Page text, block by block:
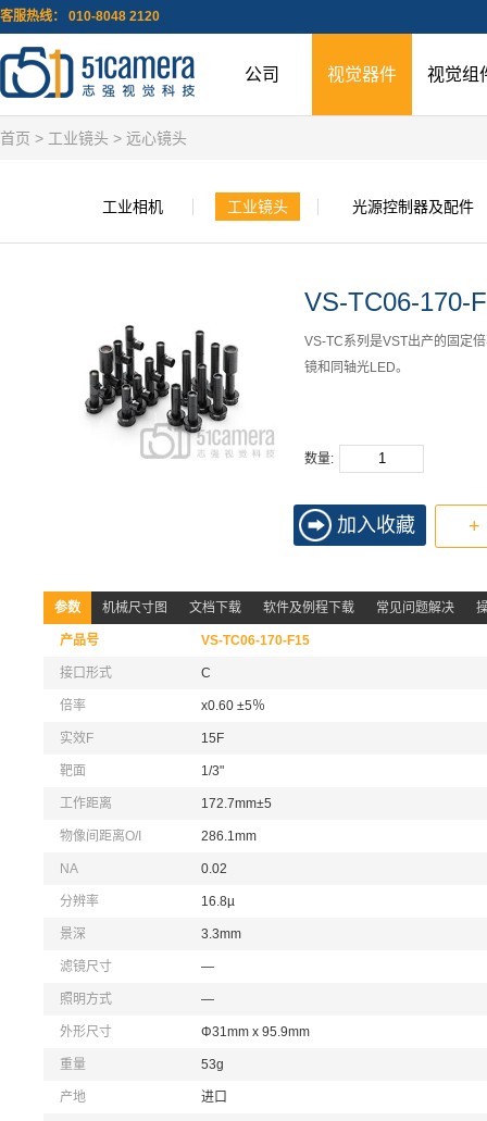
客服热线： 010-8048 2120
公司 视觉器件 视觉组
首页 > 工业镜头 > 远心镜头
工业相机 工业镜头 光源控制器及配件
VS-TC06-170-
VS-TC系列是VST出产的固定
镜和同轴光LED。
数量:
加入收藏 +
参数 机械尺寸图 文档下载 软件及例程下载 常见问题解决
产品号 VS-TC06-170-F15
接口形式 C
倍率 x0.60 ±5％
实效F 15F
靶面 1/3"
工作距离 172.7mm±5
物像间距离O/I 286.1mm
NA 0.02
分辨率 16.8µ
景深 3.3mm
滤镜尺寸 —
照明方式 —
外形尺寸 Φ31mm x 95.9mm
重量 53g
产地 进口